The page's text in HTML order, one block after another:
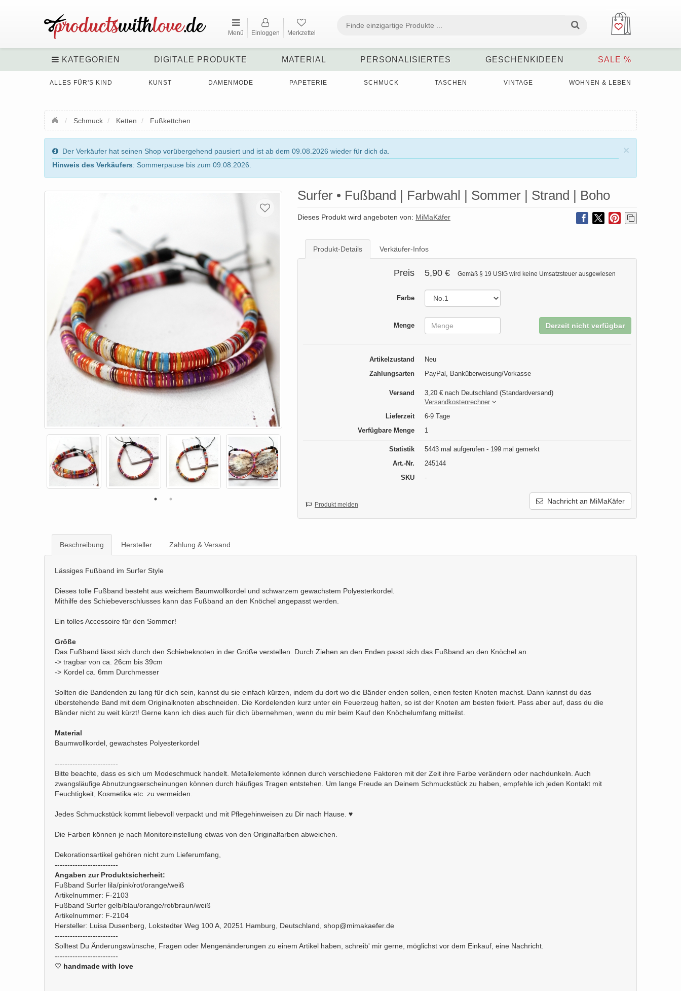
Menü Einloggen Merkzettel
KATEGORIEN DIGITALE PRODUKTE MATERIAL PERSONALISIERTES GESCHENKIDEEN SALE %
ALLES FÜR'S KIND KUNST DAMENMODE PAPETERIE SCHMUCK TASCHEN VINTAGE WOHNEN & LEBEN
Schmuck Ketten Fußkettchen
×
Der Verkäufer hat seinen Shop vorübergehend pausiert und ist ab dem 09.08.2026 wieder für dich da.
Hinweis des Verkäufers: Sommerpause bis zum 09.08.2026.
Surfer • Fußband | Farbwahl | Sommer | Strand | Boho
Dieses Produkt wird angeboten von: MiMaKäfer
Produkt-Details Verkäufer-Infos
Preis 5,90 € Gemäß § 19 UStG wird keine Umsatzsteuer ausgewiesen
Farbe
Menge Derzeit nicht verfügbar
Artikelzustand
Neu
Zahlungsarten
PayPal, Banküberweisung/Vorkasse
Versand
3,20 € nach Deutschland (Standardversand)
Versandkostenrechner
Lieferzeit
6-9 Tage
Verfügbare Menge
1
Statistik
5443 mal aufgerufen - 199 mal gemerkt
Art.-Nr.
245144
SKU
-
Nachricht an MiMaKäfer
Produkt melden
Beschreibung Hersteller Zahlung & Versand
Lässiges Fußband im Surfer Style
Dieses tolle Fußband besteht aus weichem Baumwollkordel und schwarzem gewachstem Polyesterkordel.
Mithilfe des Schiebeverschlusses kann das Fußband an den Knöchel angepasst werden.
Ein tolles Accessoire für den Sommer!
Größe
Das Fußband lässt sich durch den Schiebeknoten in der Größe verstellen. Durch Ziehen an den Enden passt sich das Fußband an den Knöchel an.
-> tragbar von ca. 26cm bis 39cm
-> Kordel ca. 6mm Durchmesser
Sollten die Bandenden zu lang für dich sein, kannst du sie einfach kürzen, indem du dort wo die Bänder enden sollen, einen festen Knoten machst. Dann kannst du das
überstehende Band mit dem Originalknoten abschneiden. Die Kordelenden kurz unter ein Feuerzeug halten, so ist der Knoten am besten fixiert. Pass aber auf, dass du die
Bänder nicht zu weit kürzt! Gerne kann ich dies auch für dich übernehmen, wenn du mir beim Kauf den Knöchelumfang mitteilst.
Material
Baumwollkordel, gewachstes Polyesterkordel
-------------------------
Bitte beachte, dass es sich um Modeschmuck handelt. Metallelemente können durch verschiedene Faktoren mit der Zeit ihre Farbe verändern oder nachdunkeln. Auch
zwangsläufige Abnutzungserscheinungen können durch häufiges Tragen entstehen. Um lange Freude an Deinem Schmuckstück zu haben, empfehle ich jeden Kontakt mit
Feuchtigkeit, Kosmetika etc. zu vermeiden.
Jedes Schmuckstück kommt liebevoll verpackt und mit Pflegehinweisen zu Dir nach Hause. ♥
Die Farben können je nach Monitoreinstellung etwas von den Originalfarben abweichen.
Dekorationsartikel gehören nicht zum Lieferumfang,
-------------------------
Angaben zur Produktsicherheit:
Fußband Surfer lila/pink/rot/orange/weiß
Artikelnummer: F-2103
Fußband Surfer gelb/blau/orange/rot/braun/weiß
Artikelnummer: F-2104
Hersteller: Luisa Dusenberg, Lokstedter Weg 100 A, 20251 Hamburg, Deutschland, shop@mimakaefer.de
-------------------------
Solltest Du Änderungswünsche, Fragen oder Mengenänderungen zu einem Artikel haben, schreib' mir gerne, möglichst vor dem Einkauf, eine Nachricht.
-------------------------
♡ handmade with love